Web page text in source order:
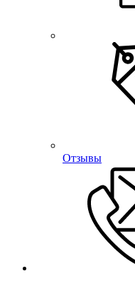
Отзывы